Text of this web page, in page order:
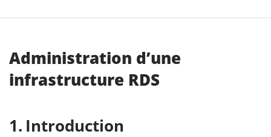
Administration d’une
infrastructure RDS
Introduction